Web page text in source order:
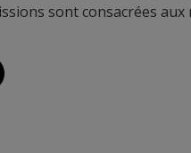
sont consacrées